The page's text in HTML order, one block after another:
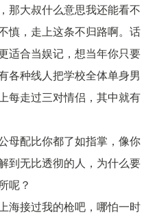
那大叔什么意思我还能看不
慎，走上这条不归路啊。话
适合当娱记，想当年你只要
各种线人把学校全体单身男
每走过三对情侣，其中就有
母配比你都了如指掌，像你
到无比透彻的人，为什么要
呢？
海接过我的枪吧，哪怕一时